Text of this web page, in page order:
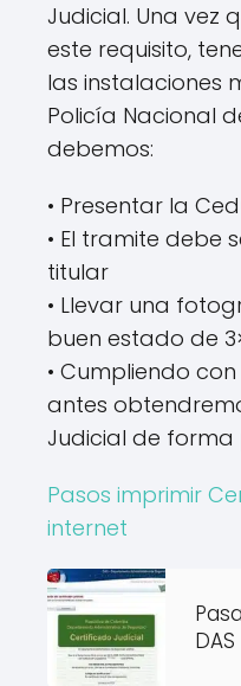
Judicial. Una vez
este requisito,
las instalaciones
Policía Nacional
debemos:
• Presentar la
• El tramite debe
titular
• Llevar una
buen estado de
• Cumpliendo
antes
Judicial de forma
Pasos imprimir
internet
DAS